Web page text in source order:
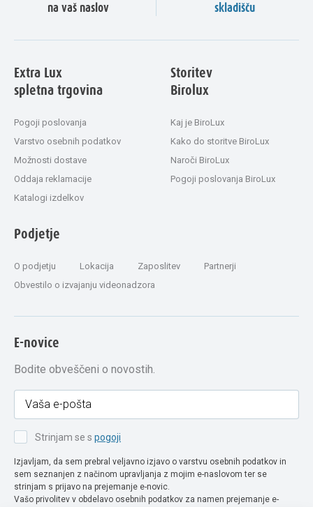
na vaš naslov
skladišču
Extra Lux
spletna trgovina
Pogoji poslovanja
Varstvo osebnih podatkov
Možnosti dostave
Oddaja reklamacije
Katalogi izdelkov
Storitev
Birolux
Kaj je BiroLux
Kako do storitve BiroLux
Naroči BiroLux
Pogoji poslovanja BiroLux
Podjetje
O podjetju Lokacija Zaposlitev
Partnerji
Obvestilo o izvajanju videonadzora
E-novice
Bodite obveščeni o novostih.
Strinjam se s pogoji
Izjavljam, da sem prebral veljavno izjavo o varstvu osebnih podatkov in
sem seznanjen z načinom upravljanja z mojim e-naslovom ter se
strinjam s prijavo na prejemanje e-novic.
Vašo privolitev v obdelavo osebnih podatkov za namen prejemanje e-